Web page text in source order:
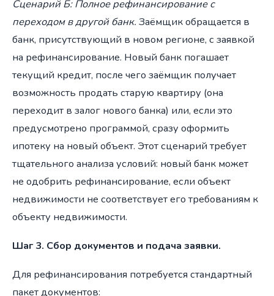
Сценарий Б: Полное рефинансирование с
переходом в другой банк. Заёмщик обращается в
банк, присутствующий в новом регионе, с заявкой
на рефинансирование. Новый банк погашает
текущий кредит, после чего заёмщик получает
возможность продать старую квартиру (она
переходит в залог нового банка) или, если это
предусмотрено программой, сразу оформить
ипотеку на новый объект. Этот сценарий требует
тщательного анализа условий: новый банк может
не одобрить рефинансирование, если объект
недвижимости не соответствует его требованиям к
объекту недвижимости.
Шаг 3. Сбор документов и подача заявки.
Для рефинансирования потребуется стандартный
пакет документов: